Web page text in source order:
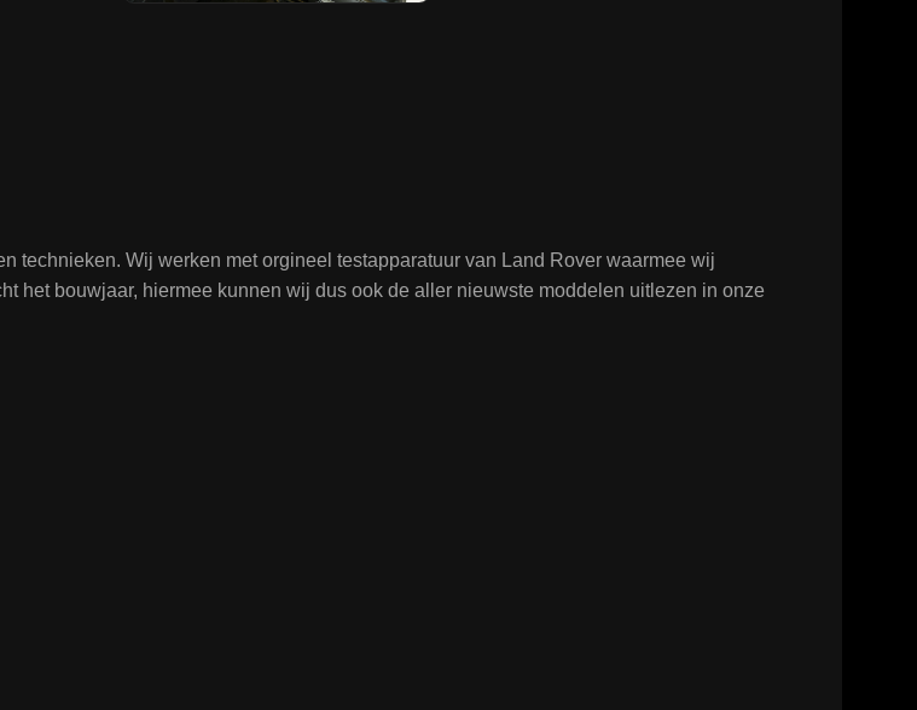
technieken. Wij werken met orgineel testapparatuur van Land Rover waarmee wij
het bouwjaar, hiermee kunnen wij dus ook de aller nieuwste moddelen uitlezen in onze